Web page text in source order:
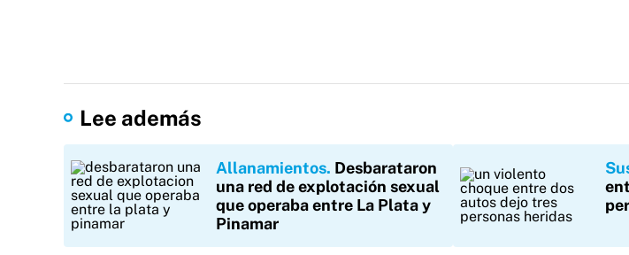
Lee además
Allanamientos Desbarataron
una red de explotación sexual
que operaba entre La Plata y
Pinamar